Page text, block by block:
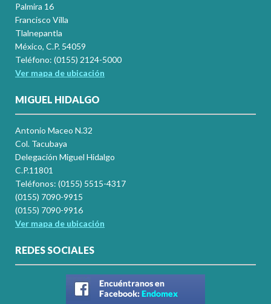
Palmira 16
Francisco Villa
Tlalnepantla
México, C.P. 54059
Teléfono: (0155) 2124-5000
Ver mapa de ubicación
MIGUEL HIDALGO
Antonio Maceo N.32
Col. Tacubaya
Delegación Miguel Hidalgo
C.P.11801
Teléfonos: (0155) 5515-4317
(0155) 7090-9915
(0155) 7090-9916
Ver mapa de ubicación
REDES SOCIALES